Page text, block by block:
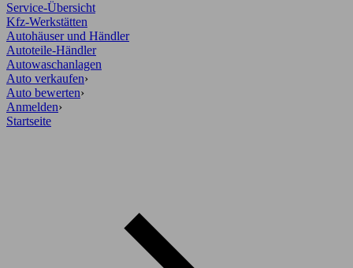
Service-Übersicht
Kfz-Werkstätten
Autohäuser und Händler
Autoteile-Händler
Autowaschanlagen
Auto verkaufen›
Auto bewerten›
Anmelden›
Startseite